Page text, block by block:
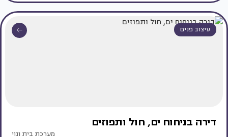
עיצוב פנים
דירה בניחוח ים, חול ותפוזים
מערכת בית ונוי